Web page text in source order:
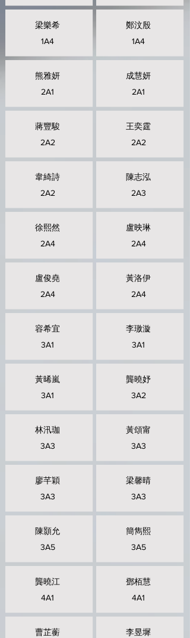
梁樂希
1A4
熊雅妍
2A1
蔣豐駿
2A2
韋綺詩
2A2
徐熙然
2A4
盧俊堯
2A4
容希宜
3A1
黃晞嵐
3A1
林汛珈
3A3
廖芊穎
3A3
陳顥允
3A5
龔曉江
4A1
曹芷蘅
鄭汶殷
1A4
成慧妍
2A1
王奕霆
2A2
陳志泓
2A3
盧映琳
2A4
黃洛伊
2A4
李璈漩
3A1
龔曉妤
3A2
黃頌甯
3A3
梁馨晴
3A3
簡雋熙
3A5
鄧栢慧
4A1
李昱墀